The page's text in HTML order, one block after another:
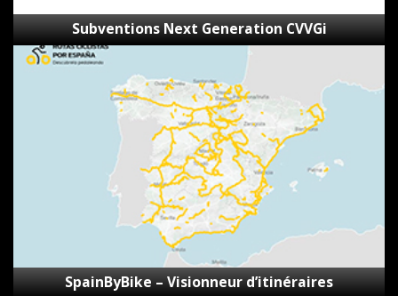
Subventions Next Generation CVVGi
SpainByBike
SpainByBike – Visionneur d’itinéraires